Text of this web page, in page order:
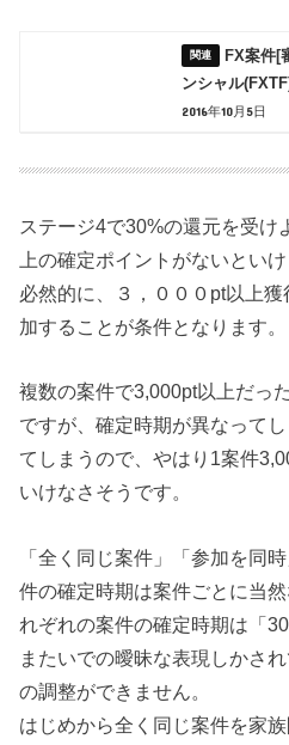
FX案件[
ンシャル
2016年10月5日
ステージ4で30%の還元を受け
上の確定ポイントがないといけ
必然的に、３，０００pt以上
加することが条件となります。
複数の案件で3,000pt以上だっ
ですが、確定時期が異なって
てしまうので、やはり1案件
いけなさそうです。
「全く同じ案件」「参加を同
件の確定時期は案件ごとに当
れぞれの案件の確定時期は「
またいでの曖昧な表現しかさ
の調整ができません。
はじめから全く同じ案件を家